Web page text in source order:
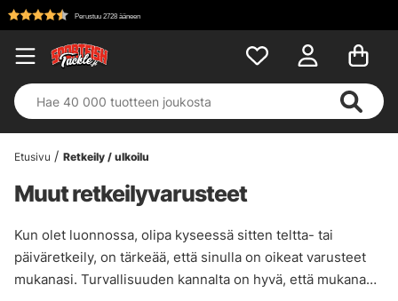
Etusivu Retkeily / ulkoilu
Muut retkeilyvarusteet
Kun olet luonnossa, olipa kyseessä sitten teltta- tai
päiväretkeily, on tärkeää, että sinulla on oikeat varusteet
mukanasi. Turvallisuuden kannalta on hyvä, että mukana